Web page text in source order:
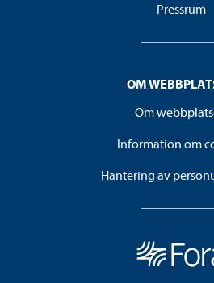
Pressrum
OM
Om
Information om
Hantering av